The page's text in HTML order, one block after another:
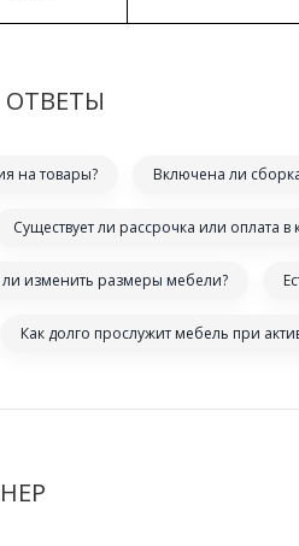
на товары? Включена ли
Существует ли рассрочка или оплата в
изменить размеры мебели?
Как долго прослужит мебель при